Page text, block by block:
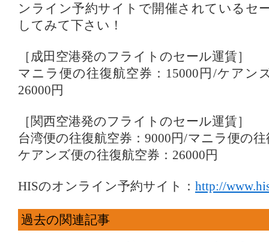
ンライン予約サイトで開催されているセ
してみて下さい！
［成田空港発のフライトのセール運賃］
マニラ便の往復航空券：15000円/ケアン
26000円
［関西空港発のフライトのセール運賃］
台湾便の往復航空券：9000円/マニラ便の
ケアンズ便の往復航空券：26000円
HISのオンライン予約サイト： http://
過去の関連記事